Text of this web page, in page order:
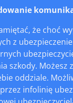
że choć
z
szkody.
oddziale.
infolinię